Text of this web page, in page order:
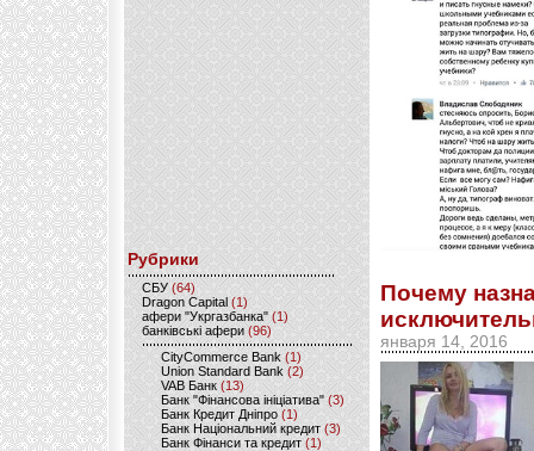
Рубрики
CБУ (64)
Dragon Capital (1)
афери "Укргазбанка" (1)
банківські афери (96)
CityCommerce Bank (1)
Union Standard Bank (2)
VAB Банк (13)
Банк "Фінансова ініціатива" (3)
Банк Кредит Дніпро (1)
Банк Національний кредит (3)
Банк Фінанси та кредит (1)
Почему
января 14, 2016